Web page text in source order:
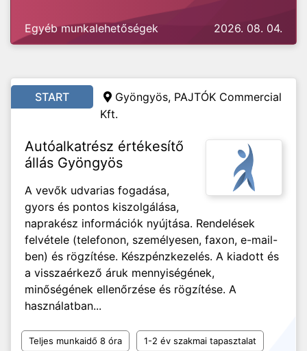
Egyéb munkalehetőségek 2026. 08. 04.
START
Gyöngyös, PAJTÓK Commercial
Kft.
Autóalkatrész értékesítő
állás Gyöngyös
A vevők udvarias fogadása,
gyors és pontos kiszolgálása,
naprakész információk nyújtása. Rendelések
felvétele (telefonon, személyesen, faxon, e-mail-
ben) és rögzítése. Készpénzkezelés. A kiadott és
a visszaérkező áruk mennyiségének,
minőségének ellenőrzése és rögzítése. A
használatban...
Teljes munkaidő 8 óra 1-2 év szakmai tapasztalat